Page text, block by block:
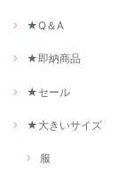
★Q＆A
★即納商品
★セール
★大きいサイズ
服